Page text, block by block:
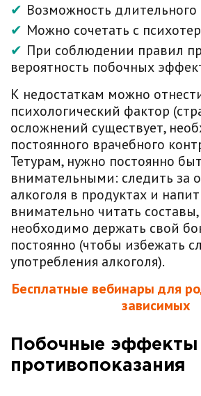
Возможность
Можно сочетать с
При соблюдении правил
вероятность побочных
К недостаткам можно
психологический фактор
осложнений существует,
постоянного врачебного
Тетурам, нужно постоянно
внимательными: следить за
алкоголя в продуктах и
внимательно читать
необходимо держать свой
постоянно (чтобы избежать
употребления алкоголя).
Бесплатные вебинары для
зависимых
Побочные эффекты
противопоказания